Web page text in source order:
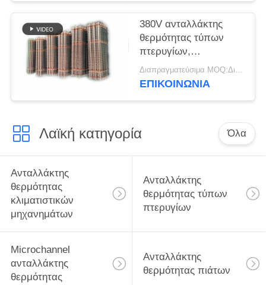
380V ανταλλάκτης
θερμότητας τύπων
πτερυγίων,
ανταλλάκτης
θερμότητας ψυκτήρων
Διαπραγματεύσιμα MOQ:Διαπραγματεύσιμος
ΕΠΙΚΟΙΝΩΝΊΑ
Λαϊκή κατηγορία Όλα
Ανταλλάκτης
θερμότητας
κλιματιστικών
μηχανημάτων
Ανταλλάκτης
θερμότητας τύπων
πτερυγίων
Microchannel
ανταλλάκτης
θερμότητας
Ανταλλάκτης
θερμότητας πιάτων